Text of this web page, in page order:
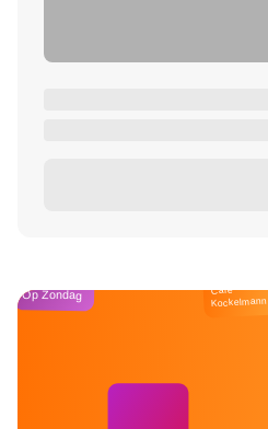
Op Zondag Café
Kockelmann